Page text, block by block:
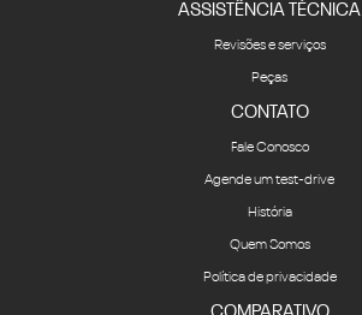
ASSISTÊNCIA TÉCNICA
Revisões e serviços
Peças
CONTATO
Fale Conosco
Agende um test-drive
História
Quem Somos
Política de privacidade